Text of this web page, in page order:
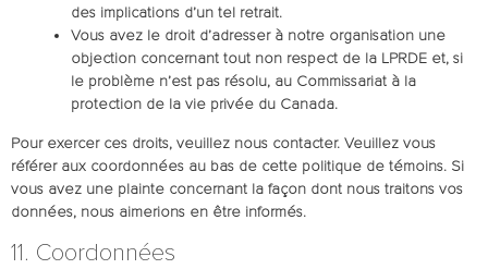
des implications d’un tel retrait.
Vous avez le droit d’adresser à notre organisation une
objection concernant tout non respect de la LPRDE et, si
le problème n’est pas résolu, au Commissariat à la
protection de la vie privée du Canada.
Pour exercer ces droits, veuillez nous contacter. Veuillez vous
référer aux coordonnées au bas de cette politique de témoins. Si
vous avez une plainte concernant la façon dont nous traitons vos
données, nous aimerions en être informés.
11. Coordonnées